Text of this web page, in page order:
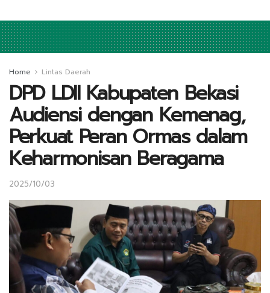
Home Lintas Daerah
DPD LDII Kabupaten Bekasi
Audiensi dengan Kemenag,
Perkuat Peran Ormas dalam
Keharmonisan Beragama
2025/10/03